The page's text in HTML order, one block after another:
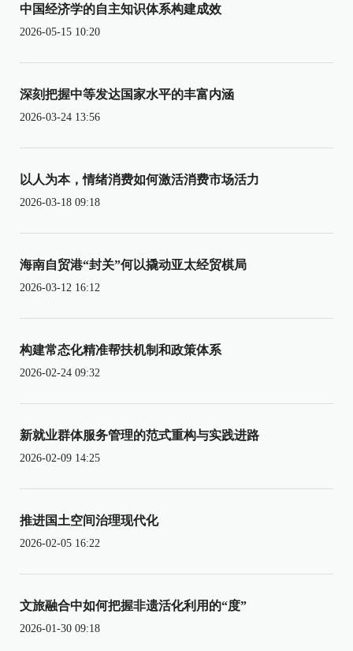
中国经济学的自主知识体系构建成效
2026-05-15 10:20
深刻把握中等发达国家水平的丰富内涵
2026-03-24 13:56
以人为本，情绪消费如何激活消费市场活力
2026-03-18 09:18
海南自贸港“封关”何以撬动亚太经贸棋局
2026-03-12 16:12
构建常态化精准帮扶机制和政策体系
2026-02-24 09:32
新就业群体服务管理的范式重构与实践进路
2026-02-09 14:25
推进国土空间治理现代化
2026-02-05 16:22
文旅融合中如何把握非遗活化利用的“度”
2026-01-30 09:18